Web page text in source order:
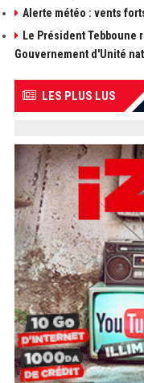
Alerte météo : vents
Le Président Tebboune
Gouvernement d'Unité
LES PLUS LUS